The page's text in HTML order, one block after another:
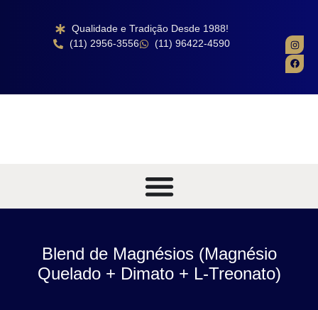
Qualidade e Tradição Desde 1988!
(11) 2956-3556
(11) 96422-4590
Blend de Magnésios (Magnésio
Quelado + Dimato + L-Treonato)